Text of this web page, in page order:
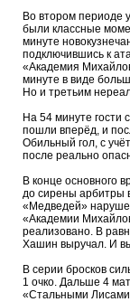
Во втором периоде
были классные
минуте
подключившись к
«Академия
минуте в виде
Но и третьим
На 54 минуте гости
пошли вперёд, и
Обильный гол, с
после реально
В конце основного
до сирены арбитры
«Медведей»
«Академии
реализовано. В
Хашин выручал. И
В серии бросков
1 очко. Дальше 4
«Стальными